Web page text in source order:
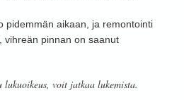
pidemmän aikaan, ja remontointi
vihreän pinnan on saanut
voit jatkaa lukemista.